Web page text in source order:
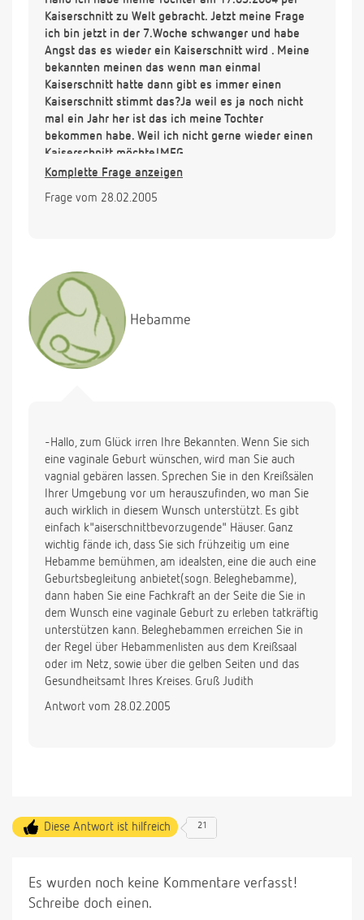
Kaiserschnitt zu Welt gebracht. Jetzt meine Frage
ich bin jetzt in der 7.Woche schwanger und habe
Angst das es wieder ein Kaiserschnitt wird . Meine
bekannten meinen das wenn man einmal
Kaiserschnitt hatte dann gibt es immer einen
Kaiserschnitt stimmt das?Ja weil es ja noch nicht
mal ein Jahr her ist das ich meine Tochter
bekommen habe. Weil ich nicht gerne wieder einen
Kaiserschnitt möchte!MFG
Komplette Frage anzeigen
Frage vom 28.02.2005
Hebamme
-Hallo, zum Glück irren Ihre Bekannten. Wenn Sie sich
eine vaginale Geburt wünschen, wird man Sie auch
vagnial gebären lassen. Sprechen Sie in den Kreißsälen
Ihrer Umgebung vor um herauszufinden, wo man Sie
auch wirklich in diesem Wunsch unterstützt. Es gibt
einfach k"aiserschnittbevorzugende" Häuser. Ganz
wichtig fände ich, dass Sie sich frühzeitig um eine
Hebamme bemühmen, am idealsten, eine die auch eine
Geburtsbegleitung anbietet(sogn. Beleghebamme),
dann haben Sie eine Fachkraft an der Seite die Sie in
dem Wunsch eine vaginale Geburt zu erleben tatkräftig
unterstützen kann. Beleghebammen erreichen Sie in
der Regel über Hebammenlisten aus dem Kreißsaal
oder im Netz, sowie über die gelben Seiten und das
Gesundheitsamt Ihres Kreises. Gruß Judith
Antwort vom 28.02.2005
Diese Antwort ist hilfreich 21
Es wurden noch keine Kommentare verfasst!
Schreibe doch einen.